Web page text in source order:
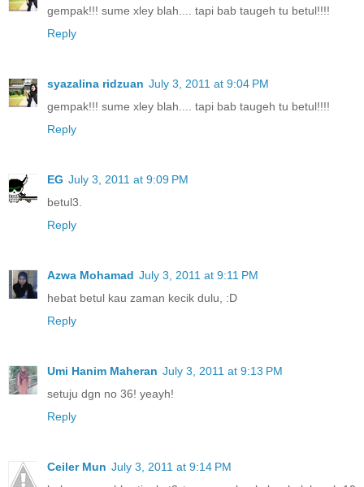
gempak!!! sume xley blah.... tapi bab taugeh tu betul!!!!
Reply
syazalina ridzuan July 3, 2011 at 9:04 PM
gempak!!! sume xley blah.... tapi bab taugeh tu betul!!!!
Reply
EG July 3, 2011 at 9:09 PM
betul3.
Reply
Azwa Mohamad July 3, 2011 at 9:11 PM
hebat betul kau zaman kecik dulu, :D
Reply
Umi Hanim Maheran July 3, 2011 at 9:13 PM
setuju dgn no 36! yeayh!
Reply
Ceiler Mun July 3, 2011 at 9:14 PM